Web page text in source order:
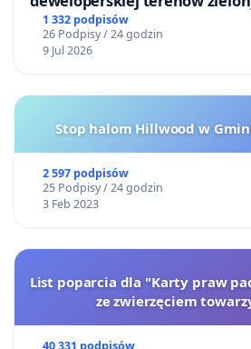
Bulwarów Straceńskich w
1 332 podpisów
26 Podpisy / 24 godzin
9 Jul 2026
Stop halom Hillwood w
2 597 podpisów
25 Podpisy / 24 godzin
3 Feb 2023
List poparcia dla "Karty praw
ze zwierzęciem
40 331 podpisów